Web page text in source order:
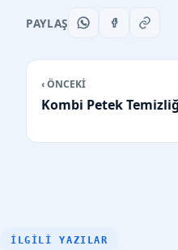
PAYLAŞ
‹ ÖNCEKİ
Kombi Petek
İLGILI YAZILAR